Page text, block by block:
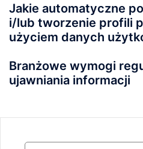
Jakie automatyczne
i/lub tworzenie profili
użyciem danych
Branżowe wymogi
ujawniania informacji